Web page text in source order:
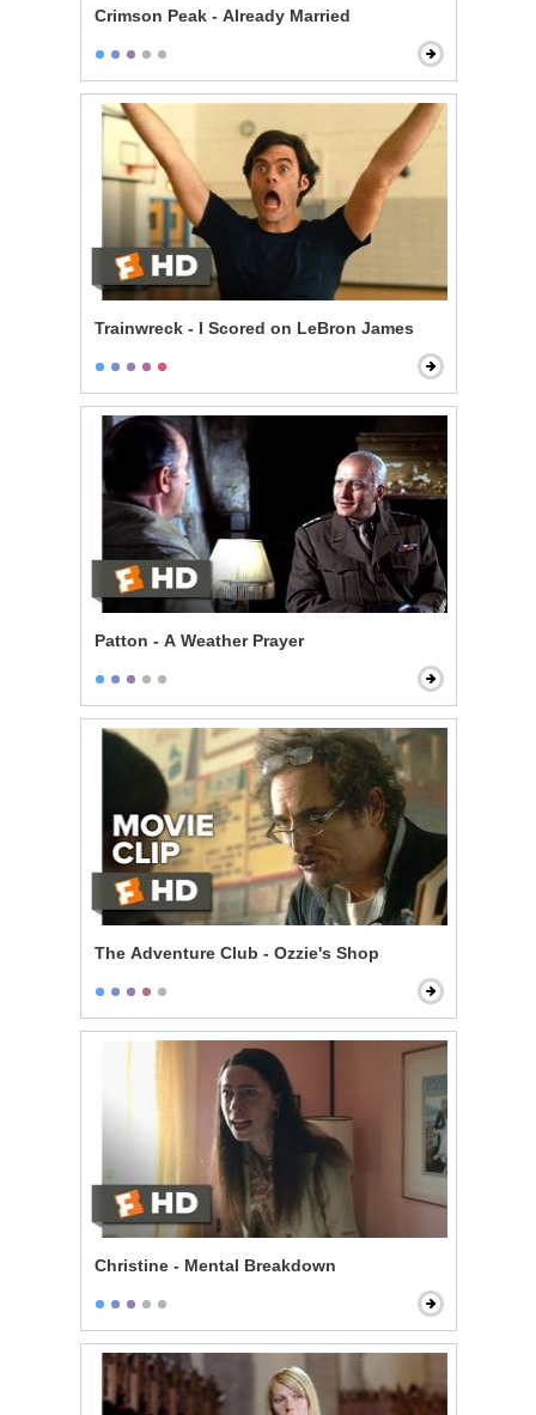
Crimson Peak - Already Married
Trainwreck - I Scored on LeBron James
Patton - A Weather Prayer
The Adventure Club - Ozzie's Shop
Christine - Mental Breakdown